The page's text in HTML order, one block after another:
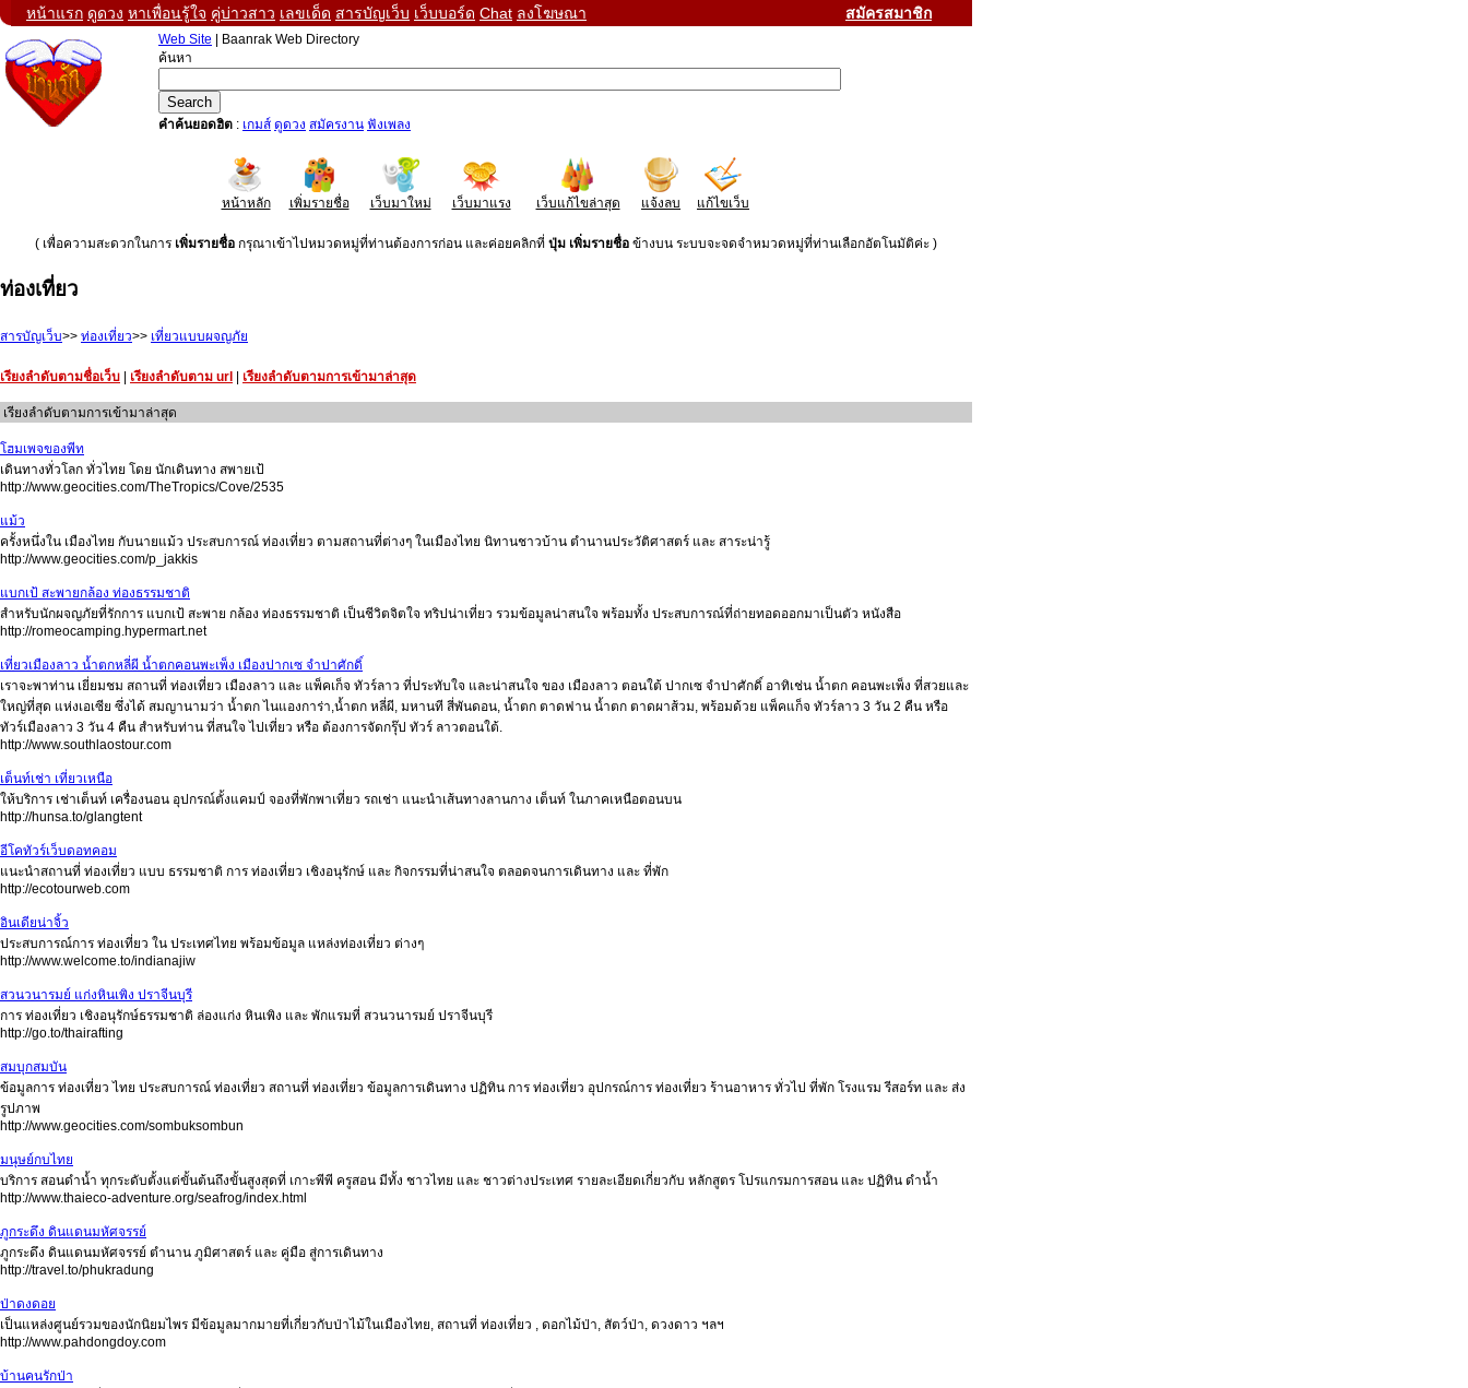
หน้าแรก ดูดวง หาเพื่อนรู้ใจ คู่บ่าวสาว เลขเด็ด สารบัญเว็บ เว็บบอร์ด Chat ลงโฆษณา สมัครสมาชิก
Web Site | Baanrak Web Directory
ค้นหา
คำค้นยอดฮิต : เกมส์ ดูดวง สมัครงาน ฟังเพลง
หน้าหลัก เพิ่มรายชื่อ เว็บมาใหม่ เว็บมาแรง เว็บแก้ไขล่าสุด แจ้งลบ แก้ไขเว็บ
( เพื่อความสะดวกในการ เพิ่มรายชื่อ กรุณาเข้าไปหมวดหมู่ที่ท่านต้องการก่อน และค่อยคลิกที่ ปุ่ม เพิ่มรายชื่อ ข้างบน ระบบจะจดจำหมวดหมู่ที่ท่านเลือกอัตโนมัติค่ะ )
ท่องเที่ยว
สารบัญเว็บ>> ท่องเที่ยว>> เที่ยวแบบผจญภัย
เรียงลำดับตามชื่อเว็บ เรียงลำดับตาม url เรียงลำดับตามการเข้ามาล่าสุด
เรียงลำดับตามการเข้ามาล่าสุด
โฮมเพจของพีท
เดินทางทั่วโลก ทั่วไทย โดย นักเดินทาง สพายเป้
http://www.geocities.com/TheTropics/Cove/2535
แม้ว
ครั้งหนึ่งใน เมืองไทย กับนายแม้ว ประสบการณ์ ท่องเที่ยว ตามสถานที่ต่างๆ ในเมืองไทย นิทานชาวบ้าน ตำนานประวัติศาสตร์ และ สาระน่ารู้
http://www.geocities.com/p_jakkis
แบกเป้ สะพายกล้อง ท่องธรรมชาติ
สำหรับนักผจญภัยที่รักการ แบกเป้ สะพาย กล้อง ท่องธรรมชาติ เป็นชีวิตจิตใจ ทริปน่าเที่ยว รวมข้อมูลน่าสนใจ พร้อมทั้ง ประสบการณ์ที่ถ่ายทอดออกมาเป็นตัว หนังสือ
http://romeocamping.hypermart.net
เที่ยวเมืองลาว น้ำตกหลี่ผี น้ำตกคอนพะเพ็ง เมืองปากเซ จำปาศักดิ์
เราจะพาท่าน เยี่ยมชม สถานที่ ท่องเที่ยว เมืองลาว และ แพ็คเก็จ ทัวร์ลาว ที่ประทับใจ และน่าสนใจ ของ เมืองลาว ตอนใต้ ปากเซ จำปาศักดิ์ อาทิเช่น น้ำตก คอนพะเพ็ง ที่สวยและ
ใหญ่ที่สุด แห่งเอเซีย ซึ่งได้ สมญานามว่า น้ำตก ไนแองการ่า,น้ำตก หลี่ผี, มหานที สี่พันดอน, น้ำตก ตาดฟาน น้ำตก ตาดผาส้วม, พร้อมด้วย แพ็คแก็จ ทัวร์ลาว 3 วัน 2 คืน หรือ
ทัวร์เมืองลาว 3 วัน 4 คืน สำหรับท่าน ที่สนใจ ไปเที่ยว หรือ ต้องการจัดกรุ๊ป ทัวร์ ลาวตอนใต้.
http://www.southlaostour.com
เต็นท์เช่า เที่ยวเหนือ
ให้บริการ เช่าเต็นท์ เครื่องนอน อุปกรณ์ตั้งแคมป์ จองที่พักพาเที่ยว รถเช่า แนะนำเส้นทางลานกาง เต็นท์ ในภาคเหนือตอนบน
http://hunsa.to/glangtent
อีโคทัวร์เว็บดอทคอม
แนะนำสถานที่ ท่องเที่ยว แบบ ธรรมชาติ การ ท่องเที่ยว เชิงอนุรักษ์ และ กิจกรรมที่น่าสนใจ ตลอดจนการเดินทาง และ ที่พัก
http://ecotourweb.com
อินเดียน่าจิ้ว
ประสบการณ์การ ท่องเที่ยว ใน ประเทศไทย พร้อมข้อมูล แหล่งท่องเที่ยว ต่างๆ
http://www.welcome.to/indianajiw
สวนวนารมย์ แก่งหินเพิง ปราจีนบุรี
การ ท่องเที่ยว เชิงอนุรักษ์ธรรมชาติ ล่องแก่ง หินเพิง และ พักแรมที่ สวนวนารมย์ ปราจีนบุรี
http://go.to/thairafting
สมบุกสมบัน
ข้อมูลการ ท่องเที่ยว ไทย ประสบการณ์ ท่องเที่ยว สถานที่ ท่องเที่ยว ข้อมูลการเดินทาง ปฏิทิน การ ท่องเที่ยว อุปกรณ์การ ท่องเที่ยว ร้านอาหาร ทั่วไป ที่พัก โรงแรม รีสอร์ท และ ส่ง
รูปภาพ
http://www.geocities.com/sombuksombun
มนุษย์กบไทย
บริการ สอนดำน้ำ ทุกระดับตั้งแต่ขั้นต้นถึงขั้นสูงสุดที่ เกาะพีพี ครูสอน มีทั้ง ชาวไทย และ ชาวต่างประเทศ รายละเอียดเกี่ยวกับ หลักสูตร โปรแกรมการสอน และ ปฏิทิน ดำน้ำ
http://www.thaieco-adventure.org/seafrog/index.html
ภูกระดึง ดินแดนมหัศจรรย์
ภูกระดึง ดินแดนมหัศจรรย์ ตำนาน ภูมิศาสตร์ และ คู่มือ สู่การเดินทาง
http://travel.to/phukradung
ป่าดงดอย
เป็นแหล่งศูนย์รวมของนักนิยมไพร มีข้อมูลมากมายที่เกี่ยวกับป่าไม้ในเมืองไทย, สถานที่ ท่องเที่ยว , ดอกไม้ป่า, สัตว์ป่า, ดวงดาว ฯลฯ
http://www.pahdongdoy.com
บ้านคนรักป่า